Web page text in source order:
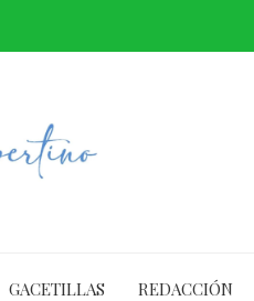
GACETILLAS REDACCIÓN